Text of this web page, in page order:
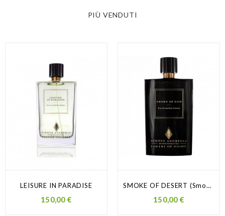
PIÙ VENDUTI
LEISURE IN PARADISE
Prezzo
150,00 €
SMOKE OF DESERT (Smoke of God)
Prezzo
150,00 €